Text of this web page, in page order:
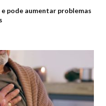
pode aumentar problemas